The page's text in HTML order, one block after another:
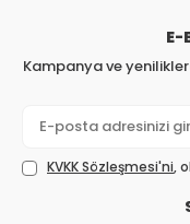
E-
Kampanya ve
KVKK Sözleşmesi'ni,